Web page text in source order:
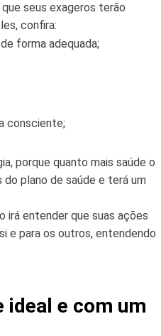
seus exageros terão
confira:
forma adequada;
consciente;
porque quanto mais saúde o
plano de saúde e terá um
irá entender que suas ações
e para os outros, entendendo
ideal e com um